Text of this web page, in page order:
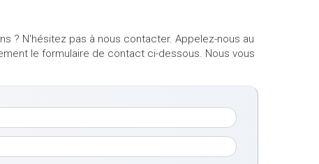
? N'hésitez pas à nous contacter. Appelez-nous au
le formulaire de contact ci-dessous. Nous vous